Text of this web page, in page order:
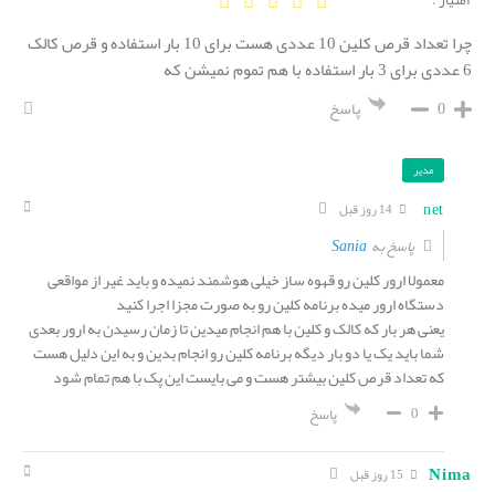
چرا تعداد قرص کلین 10 عددی هست برای 10 بار استفاده و قرص کالک
6 عددی برای 3 بار استفاده با هم تموم نمیشن که
0 پاسخ
مدیر
net 14 روز قبل
پاسخ بهSania
معمولا ارور کلین رو قهوه ساز خیلی هوشمند نمیده و باید غیر از مواقعی
دستگاه ارور میده برنامه کلین رو به صورت مجزا اجرا کنید
یعنی هر بار که کالک و کلین با هم انجام میدین تا زمان رسیدن به ارور بعدی
شما باید یک یا دو بار دیگه برنامه کلین رو انجام بدین و به این دلیل هست
که تعداد قرص کلین بیشتر هست و می بایست این پک با هم تمام شود
0 پاسخ
Nima